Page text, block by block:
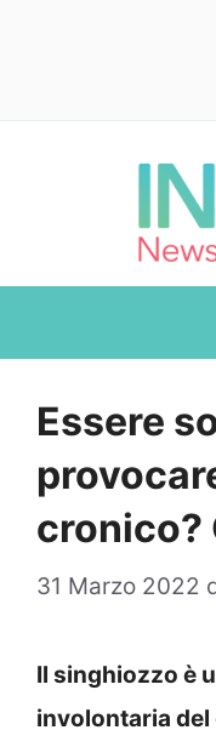
Essere
cronico?
31 Marzo 2022
Il singhiozzo è
involontaria del